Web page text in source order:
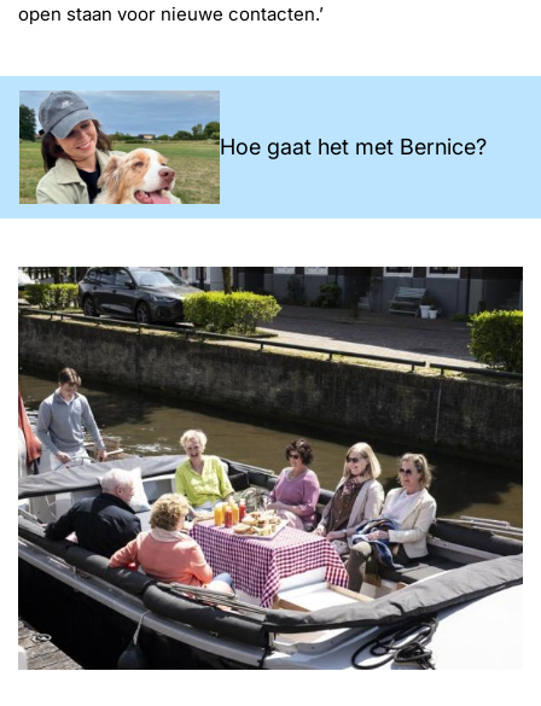
open staan voor nieuwe contacten.’
Hoe gaat het met Bernice?